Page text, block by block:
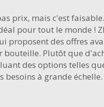
prix, mais c'est
pour tout le monde !
des offres
Plutôt que
des options telles
besoins à grande échelle.